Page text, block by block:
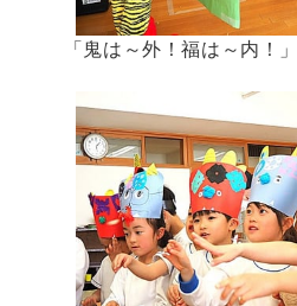
「鬼は～外！福は～内！」